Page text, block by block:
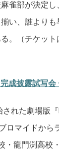
雀部が決定
い、誰より
。（チケッ
成披露試写会
れた劇場版
ロマイドか
・龍門渕高校